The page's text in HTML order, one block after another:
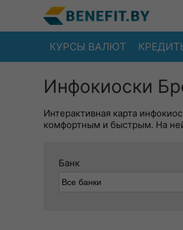
КУРСЫ ВАЛЮТ
Инфокиоски
Интерактивная карта
комфортным и быстрым. На
Банк